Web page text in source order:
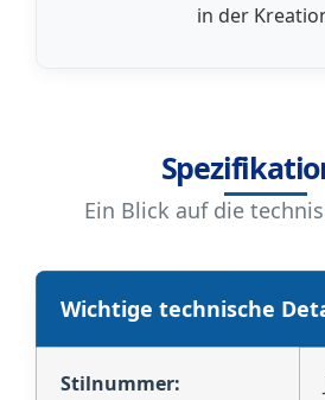
in der
Ein Blick auf die
Wichtige technische
Stilnummer: